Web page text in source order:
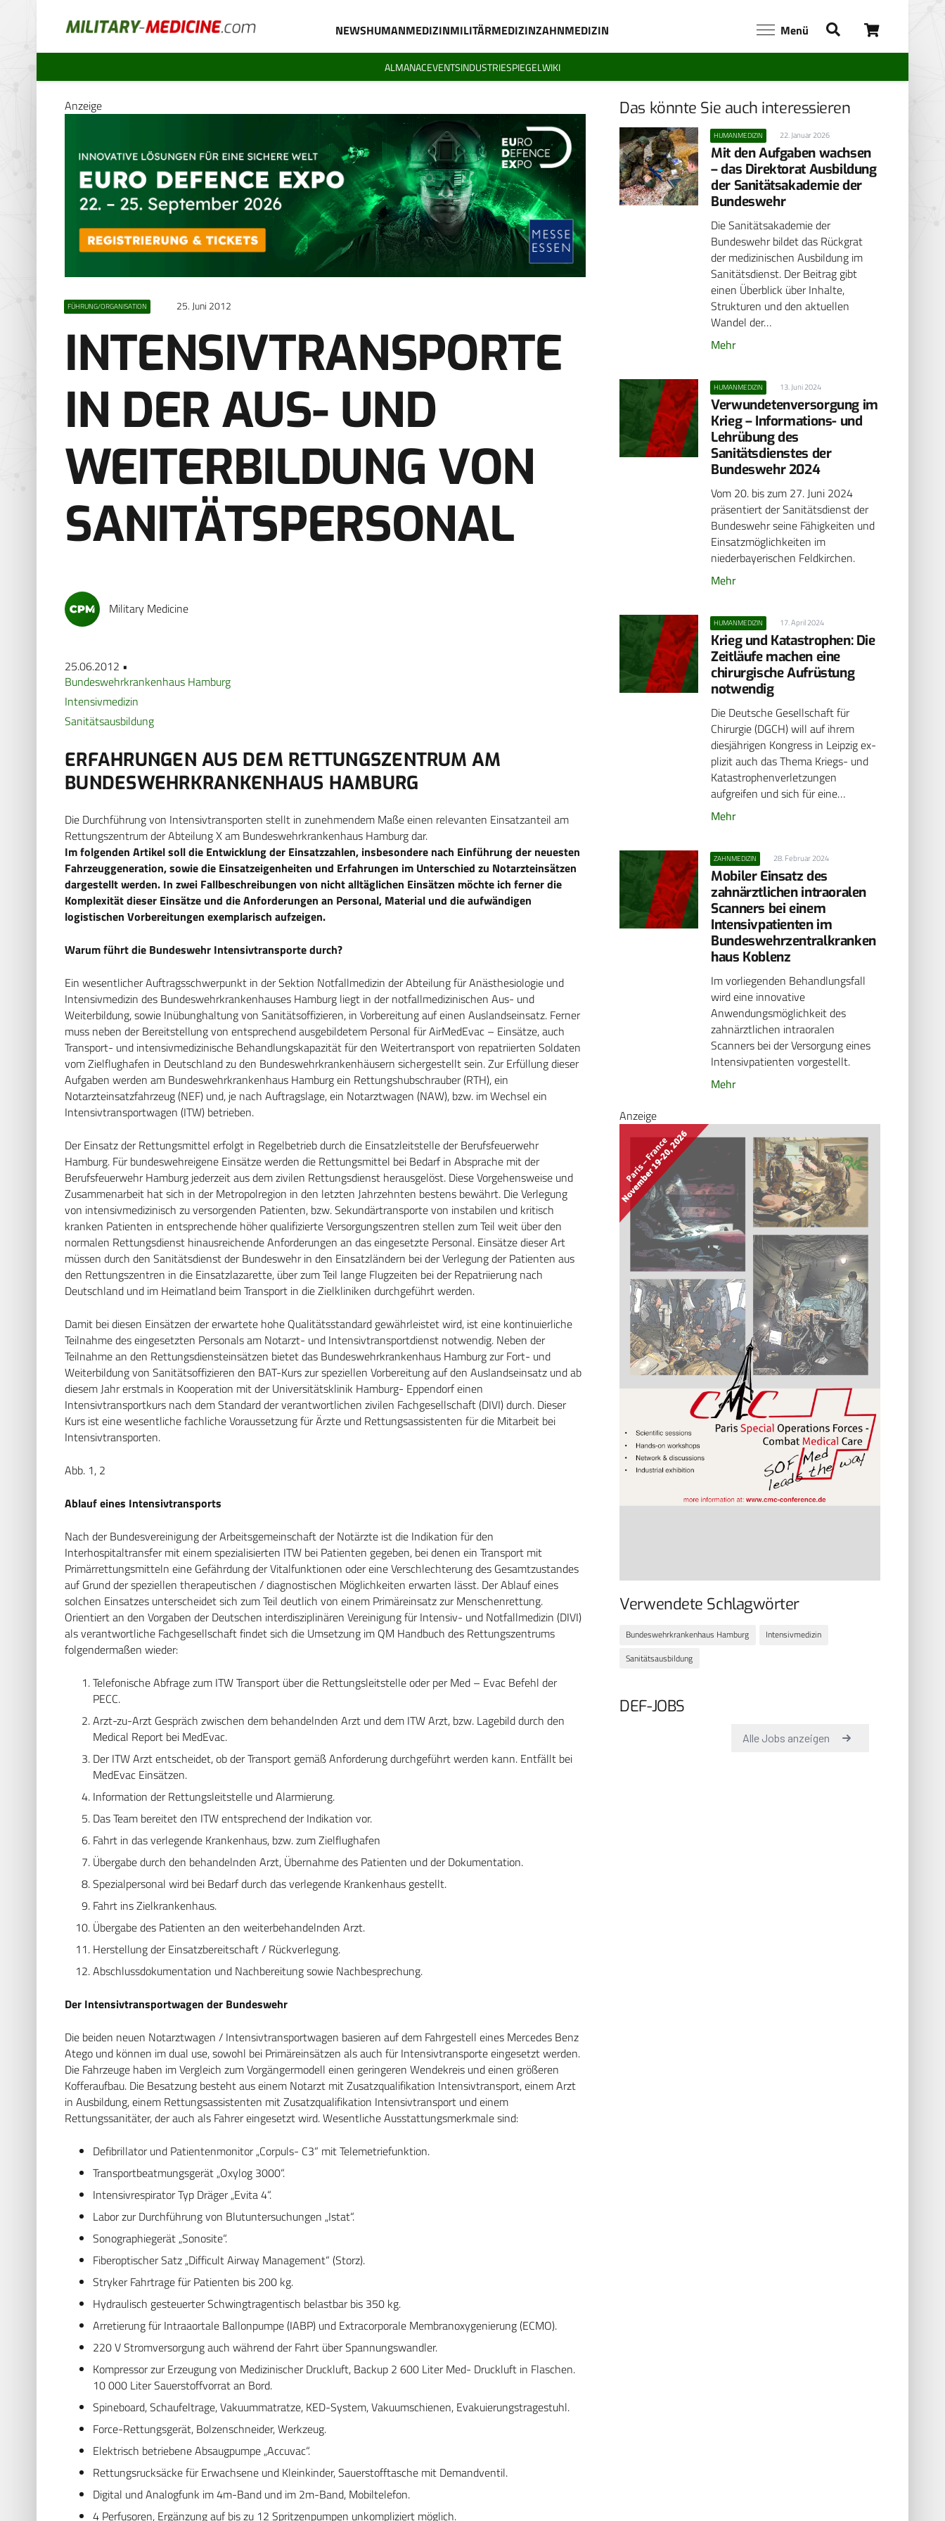
NEWSHUMANMEDIZINMILITÄRMEDIZINZAHNMEDIZIN Menü
ALMANACEVENTSINDUSTRIESPIEGELWIKI
Anzeige
FÜHRUNG/ORGANISATION 25. Juni 2012
INTENSIVTRANSPORTE
IN DER AUS- UND
WEITERBILDUNG VON
SANITÄTSPERSONAL
Military Medicine
25.06.2012 •
Bundeswehrkrankenhaus Hamburg
Intensivmedizin
Sanitätsausbildung
ERFAHRUNGEN AUS DEM RETTUNGSZENTRUM AM
BUNDESWEHRKRANKENHAUS HAMBURG
Die Durchführung von Intensivtransporten stellt in zunehmendem Maße einen relevanten Einsatzanteil am
Rettungszentrum der Abteilung X am Bundeswehrkrankenhaus Hamburg dar.
Im folgenden Artikel soll die Entwicklung der Einsatzzahlen, insbesondere nach Einführung der neuesten
Fahrzeuggeneration, sowie die Einsatzeigenheiten und Erfahrungen im Unterschied zu Notarzteinsätzen
dargestellt werden. In zwei Fallbeschreibungen von nicht alltäglichen Einsätzen möchte ich ferner die
Komplexität dieser Einsätze und die Anforderungen an Personal, Material und die aufwändigen
logistischen Vorbereitungen exemplarisch aufzeigen.
Warum führt die Bundeswehr Intensivtransporte durch?
Ein wesentlicher Auftragsschwerpunkt in der Sektion Notfallmedizin der Abteilung für Anästhesiologie und
Intensivmedizin des Bundeswehrkrankenhauses Hamburg liegt in der notfallmedizinischen Aus- und
Weiterbildung, sowie Inübunghaltung von Sanitätsoffizieren, in Vorbereitung auf einen Auslandseinsatz. Ferner
muss neben der Bereitstellung von entsprechend ausgebildetem Personal für AirMedEvac – Einsätze, auch
Transport- und intensivmedizinische Behandlungskapazität für den Weitertransport von repatriierten Soldaten
vom Zielflughafen in Deutschland zu den Bundeswehrkrankenhäusern sichergestellt sein. Zur Erfüllung dieser
Aufgaben werden am Bundeswehrkrankenhaus Hamburg ein Rettungshubschrauber (RTH), ein
Notarzteinsatzfahrzeug (NEF) und, je nach Auftragslage, ein Notarztwagen (NAW), bzw. im Wechsel ein
Intensivtransportwagen (ITW) betrieben.
Der Einsatz der Rettungsmittel erfolgt in Regelbetrieb durch die Einsatzleitstelle der Berufsfeuerwehr
Hamburg. Für bundeswehreigene Einsätze werden die Rettungsmittel bei Bedarf in Absprache mit der
Berufsfeuerwehr Hamburg jederzeit aus dem zivilen Rettungsdienst herausgelöst. Diese Vorgehensweise und
Zusammenarbeit hat sich in der Metropolregion in den letzten Jahrzehnten bestens bewährt. Die Verlegung
von intensivmedizinisch zu versorgenden Patienten, bzw. Sekundärtransporte von instabilen und kritisch
kranken Patienten in entsprechende höher qualifizierte Versorgungszentren stellen zum Teil weit über den
normalen Rettungsdienst hinausreichende Anforderungen an das eingesetzte Personal. Einsätze dieser Art
müssen durch den Sanitätsdienst der Bundeswehr in den Einsatzländern bei der Verlegung der Patienten aus
den Rettungszentren in die Einsatzlazarette, über zum Teil lange Flugzeiten bei der Repatriierung nach
Deutschland und im Heimatland beim Transport in die Zielkliniken durchgeführt werden.
Damit bei diesen Einsätzen der erwartete hohe Qualitätsstandard gewährleistet wird, ist eine kontinuierliche
Teilnahme des eingesetzten Personals am Notarzt- und Intensivtransportdienst notwendig. Neben der
Teilnahme an den Rettungsdiensteinsätzen bietet das Bundeswehrkrankenhaus Hamburg zur Fort- und
Weiterbildung von Sanitätsoffizieren den BAT-Kurs zur speziellen Vorbereitung auf den Auslandseinsatz und ab
diesem Jahr erstmals in Kooperation mit der Universitätsklinik Hamburg- Eppendorf einen
Intensivtransportkurs nach dem Standard der verantwortlichen zivilen Fachgesellschaft (DIVI) durch. Dieser
Kurs ist eine wesentliche fachliche Voraussetzung für Ärzte und Rettungsassistenten für die Mitarbeit bei
Intensivtransporten.
Abb. 1, 2
Ablauf eines Intensivtransports
Nach der Bundesvereinigung der Arbeitsgemeinschaft der Notärzte ist die Indikation für den
Interhospitaltransfer mit einem spezialisierten ITW bei Patienten gegeben, bei denen ein Transport mit
Primärrettungsmitteln eine Gefährdung der Vitalfunktionen oder eine Verschlechterung des Gesamtzustandes
auf Grund der speziellen therapeutischen / diagnostischen Möglichkeiten erwarten lässt. Der Ablauf eines
solchen Einsatzes unterscheidet sich zum Teil deutlich von einem Primäreinsatz zur Menschenrettung.
Orientiert an den Vorgaben der Deutschen interdisziplinären Vereinigung für Intensiv- und Notfallmedizin (DIVI)
als verantwortliche Fachgesellschaft findet sich die Umsetzung im QM Handbuch des Rettungszentrums
folgendermaßen wieder:
Telefonische Abfrage zum ITW Transport über die Rettungsleitstelle oder per Med – Evac Befehl der
PECC.
Arzt-zu-Arzt Gespräch zwischen dem behandelnden Arzt und dem ITW Arzt, bzw. Lagebild durch den
Medical Report bei MedEvac.
Der ITW Arzt entscheidet, ob der Transport gemäß Anforderung durchgeführt werden kann. Entfällt bei
MedEvac Einsätzen.
Information der Rettungsleitstelle und Alarmierung.
Das Team bereitet den ITW entsprechend der Indikation vor.
Fahrt in das verlegende Krankenhaus, bzw. zum Zielflughafen
Übergabe durch den behandelnden Arzt, Übernahme des Patienten und der Dokumentation.
Spezialpersonal wird bei Bedarf durch das verlegende Krankenhaus gestellt.
Fahrt ins Zielkrankenhaus.
Übergabe des Patienten an den weiterbehandelnden Arzt.
Herstellung der Einsatzbereitschaft / Rückverlegung.
Abschlussdokumentation und Nachbereitung sowie Nachbesprechung.
Der Intensivtransportwagen der Bundeswehr
Die beiden neuen Notarztwagen / Intensivtransportwagen basieren auf dem Fahrgestell eines Mercedes Benz
Atego und können im dual use, sowohl bei Primäreinsätzen als auch für Intensivtransporte eingesetzt werden.
Die Fahrzeuge haben im Vergleich zum Vorgängermodell einen geringeren Wendekreis und einen größeren
Kofferaufbau. Die Besatzung besteht aus einem Notarzt mit Zusatzqualifikation Intensivtransport, einem Arzt
in Ausbildung, einem Rettungsassistenten mit Zusatzqualifikation Intensivtransport und einem
Rettungssanitäter, der auch als Fahrer eingesetzt wird. Wesentliche Ausstattungsmerkmale sind:
Defibrillator und Patientenmonitor „Corpuls- C3“ mit Telemetriefunktion.
Transportbeatmungsgerät „Oxylog 3000“.
Intensivrespirator Typ Dräger „Evita 4“.
Labor zur Durchführung von Blutuntersuchungen „Istat“.
Sonographiegerät „Sonosite“.
Fiberoptischer Satz „Difficult Airway Management“ (Storz).
Stryker Fahrtrage für Patienten bis 200 kg.
Hydraulisch gesteuerter Schwingtragentisch belastbar bis 350 kg.
Arretierung für Intraaortale Ballonpumpe (IABP) und Extracorporale Membranoxygenierung (ECMO).
220 V Stromversorgung auch während der Fahrt über Spannungswandler.
Kompressor zur Erzeugung von Medizinischer Druckluft, Backup 2 600 Liter Med- Druckluft in Flaschen.
10 000 Liter Sauerstoffvorrat an Bord.
Spineboard, Schaufeltrage, Vakuummatratze, KED-System, Vakuumschienen, Evakuierungstragestuhl.
Force-Rettungsgerät, Bolzenschneider, Werkzeug.
Elektrisch betriebene Absaugpumpe „Accuvac“.
Rettungsrucksäcke für Erwachsene und Kleinkinder, Sauerstofftasche mit Demandventil.
Digital und Analogfunk im 4m-Band und im 2m-Band, Mobiltelefon.
4 Perfusoren, Ergänzung auf bis zu 12 Spritzenpumpen unkompliziert möglich.
Das könnte Sie auch interessieren
HUMANMEDIZIN 22. Januar 2026
Mit den Aufgaben wachsen
– das Direktorat Ausbildung
der Sanitätsakademie der
Bundeswehr
Die Sanitätsakademie der
Bundeswehr bildet das Rückgrat
der medizinischen Ausbildung im
Sanitätsdienst. Der Beitrag gibt
einen Überblick über Inhalte,
Strukturen und den aktuellen
Wandel der…
Mehr
HUMANMEDIZIN 13. Juni 2024
Verwundetenversorgung im
Krieg – Informations- und
Lehrübung des
Sanitätsdienstes der
Bundeswehr 2024
Vom 20. bis zum 27. Juni 2024
präsentiert der Sanitätsdienst der
Bundeswehr seine Fähigkeiten und
Einsatzmöglichkeiten im
niederbayerischen Feldkirchen.
Mehr
HUMANMEDIZIN 17. April 2024
Krieg und Katastrophen: Die
Zeitläufe machen eine
chirurgische Aufrüstung
notwendig
Die Deutsche Gesellschaft für
Chirurgie (DGCH) will auf ihrem
diesjährigen Kongress in Leipzig ex­
pli­zit auch das Thema Kriegs- und
Katastrophenverletzungen
aufgreifen und sich für eine…
Mehr
ZAHNMEDIZIN 28. Februar 2024
Mobiler Einsatz des
zahnärztlichen intraoralen
Scanners bei einem
Intensivpatienten im
Bundeswehrzentralkranken
haus Koblenz
Im vorliegenden Behandlungsfall
wird eine innovative
Anwendungsmöglichkeit des
zahnärztlichen intraoralen
Scanners bei der Versorgung eines
Intensivpatienten vorgestellt.
Mehr
Anzeige
Verwendete Schlagwörter
Bundeswehrkrankenhaus Hamburg
Intensivmedizin
Sanitätsausbildung
DEF-JOBS